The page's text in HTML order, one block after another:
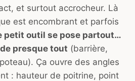
et surtout accrocheur. Là
est encombrant et parfois
petit outil se pose partout…
presque tout (barrière,
Ça ouvre des angles
: hauteur de poitrine, point